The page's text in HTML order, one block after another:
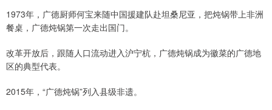
1973年，广德厨师何宝来随中国援建队赴坦桑尼亚，把炖锅带上非洲
餐桌，广德炖锅第一次走出国门。
改革开放后，跟随人口流动进入沪宁杭，广德炖锅成为徽菜的广德地
区的典型代表。
2015年，“广德炖锅”列入县级非遗。